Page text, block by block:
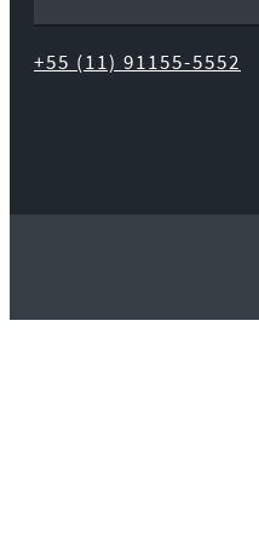
+55 (11) 91155-5552